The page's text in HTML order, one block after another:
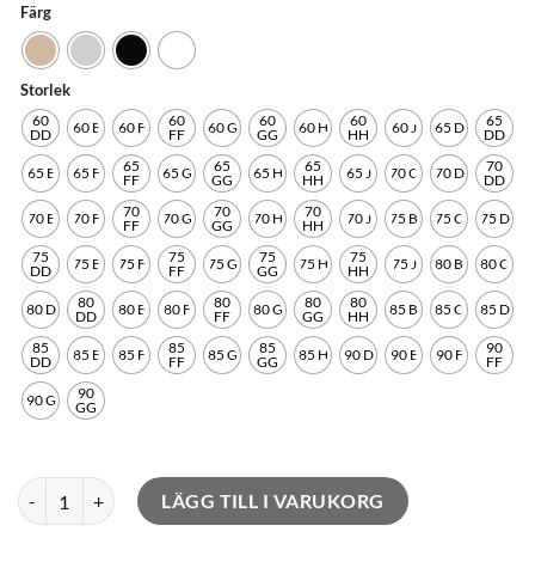
Färg
Storlek
60
DD
60 E 60 F
60
FF
60 G
60
GG
60 H
60
HH
60 J 65 D
65
DD
65 E 65 F
65
FF
65 G
65
GG
65 H
65
HH
65 J 70 C 70 D
70
DD
70 E 70 F
70
FF
70 G
70
GG
70 H
70
HH
70 J 75 B 75 C 75 D
75
DD
75 E 75 F
75
FF
75 G
75
GG
75 H
75
HH
75 J 80 B 80 C
80 D
80
DD
80 E 80 F
80
FF
80 G
80
GG
80
HH
85 B 85 C 85 D
85
DD
85 E 85 F
85
FF
85 G
85
GG
85 H 90 D 90 E 90 F
90
FF
90 G
90
GG
Sport BH Latte Bygel mängdLÄGG TILL I VARUKORG